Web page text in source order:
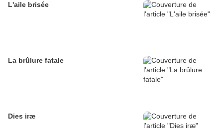
L'aile brisée
La brûlure fatale
Dies iræ